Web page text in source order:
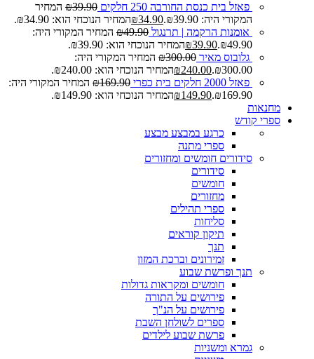
פאזל בית כנסת החורבה 250 חלקים ₪39.90
המחיר
המקורי היה: ₪39.90.
₪34.90
המחיר הנוכחי הוא: ₪34.90.
אומנות הרקמה | תרנגול
₪49.90
המחיר המקורי היה:
₪49.90.
₪39.90
המחיר הנוכחי הוא: ₪39.90.
גלובוס מאיר
₪300.00
המחיר המקורי היה:
₪300.00.
₪240.00
המחיר הנוכחי הוא: ₪240.00.
פאזל 2000 חלקים בית כפרי
₪169.90
המחיר המקורי היה:
₪169.90.
₪149.90
המחיר הנוכחי הוא: ₪149.90.
מחנאות
ספרי קודש
כרגע במבצע מבצע
ספרי מתנה
סידורים חומשים ומחזורים
סידורים
חומשים
מחזורים
ספרי תהילים
סליחות
תיקון קוראים
תנך
זמירונים וברכת המזון
תנך ופרשת שבוע
חומשים ומקראות גדולות
פירושים על התורה
פירושים על הנ"ך
ספרים לשולחן השבת
פרשת שבוע לילדים
גמרא ומשניות